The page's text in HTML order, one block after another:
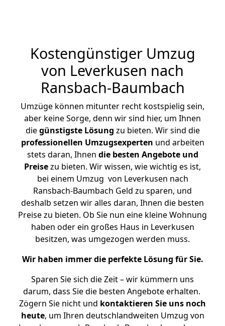
Kostengünstiger Umzug
von Leverkusen nach
Ransbach-Baumbach
Umzüge können mitunter recht kostspielig sein,
aber keine Sorge, denn wir sind hier, um Ihnen
diegünstigste Lösung zu bieten. Wir sind die
professionellen Umzugsexperten und arbeiten
stets daran, Ihnen die besten Angebote und
Preisezu bieten. Wir wissen, wie wichtig es ist,
bei einem Umzug von Leverkusen nach
Ransbach-Baumbach Geld zu sparen, und
deshalb setzen wir alles daran, Ihnen die besten
Preise zu bieten. Ob Sie nun eine kleine Wohnung
haben oder ein großes Haus in Leverkusen
besitzen, was umgezogen werden muss.
Wir haben immer die perfekte Lösung für Sie.
Sparen Sie sich die Zeit – wir kümmern uns
darum, dass Sie die besten Angebote erhalten.
Zögern Sie nicht und kontaktieren Sie uns noch
heute, um Ihren deutschlandweiten Umzug von